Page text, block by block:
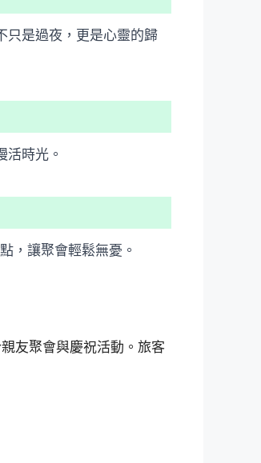
只是過夜，更是心靈的歸
時光。
，讓聚會輕鬆無憂。
友聚會與慶祝活動。旅客